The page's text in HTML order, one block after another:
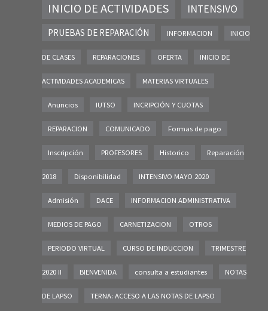
INICIO DE ACTIVIDADES INTENSIVO
PRUEBAS DE REPARACIÓN INFORMACION INICIO
DE CLASES REPARACIONES OFERTA INICIO DE
ACTIVIDADES ACADEMICAS MATERIAS VIRTUALES
Anuncios IUTSO INCRIPCIÓN Y CUOTAS
REPARACION COMUNICADO Formas de pago
Inscripción PROFESORES Historico Reparación
2018 Disponibilidad INTENSIVO MAYO 2020
Admisión DACE INFORMACION ADMINISTRATIVA
MEDIOS DE PAGO CARNETIZACION OTROS
PERIODO VIRTUAL CURSO DE INDUCCION TRIMESTRE
2020 II BIENVENIDA consulta a estudiantes NOTAS
DE LAPSO TERNA: ACCESO A LAS NOTAS DE LAPSO